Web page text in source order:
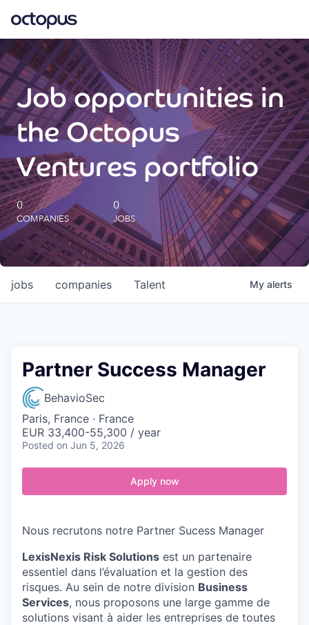
What we do
How we do it
Our impact
Future Generations Reports
Octopus Giving
Careers
Job opportunities in
the Octopus
Ventures portfolio
0
COMPANIES
0
JOBS
jobs companies Talent My alerts
Partner Success Manager
BehavioSec
Paris, France · France
EUR 33,400-55,300 / year
Posted on Jun 5, 2026
Apply now
Nous recrutons notre Partner Sucess Manager
LexisNexis Risk Solutions est un partenaire
essentiel dans l’évaluation et la gestion des
risques. Au sein de notre division Business
Services, nous proposons une large gamme de
solutions visant à aider les entreprises de toutes